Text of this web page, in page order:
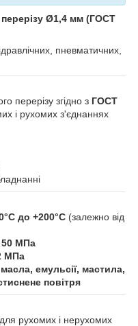
перерізу Ø1,4 мм (ГОСТ
пневматичних,
перерізу згідно з ГОСТ
і рухомих з'єднаннях
до +200°C (залежно від
50 МПа
МПа
емульсії, мастила,
повітря
рухомих і нерухомих